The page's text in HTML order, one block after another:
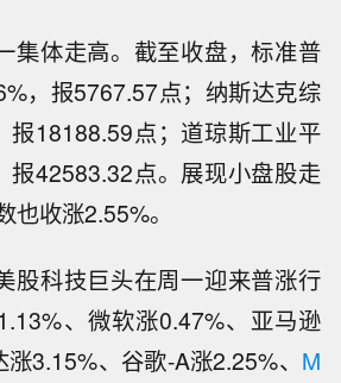
集体走高。截至收盘，标准普
，报5767.57点；纳斯达克综
报18188.59点；道琼斯工业平
报42583.32点。展现小盘股走
收涨2.55%。
股科技巨头在周一迎来普涨行
、微软涨0.47%、亚马逊
3.15%、谷歌-A涨2.25%、 M